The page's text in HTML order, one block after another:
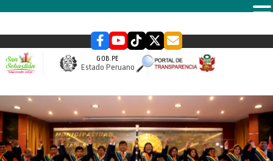
GOB.PE
Estado Peruano
slider